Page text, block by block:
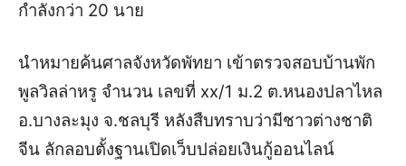
กำลังกว่า 20 นาย
นำหมายค้นศาลจังหวัดพัทยา เข้าตรวจสอบบ้านพัก
พูลวิลล่าหรู จำนวน เลขที่ xx/1 ม.2 ต.หนองปลาไหล
อ.บางละมุง จ.ชลบุรี หลังสืบทราบว่ามีชาวต่างชาติ
จีน ลักลอบตั้งฐานเปิดเว็บปล่อยเงินกู้ออนไลน์